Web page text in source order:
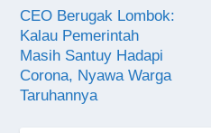
CEO Berugak Lombok:
Kalau Pemerintah
Masih Santuy Hadapi
Corona, Nyawa Warga
Taruhannya